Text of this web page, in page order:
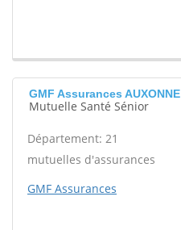
GMF Assurances AUXONNE
Mutuelle Santé Sénior
Département: 21
mutuelles d'assurances
GMF Assurances